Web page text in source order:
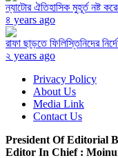
ন্যাটোর ঐতিহাসিক মুহূর্ত নষ্ট
৪ years ago
রাফা ছাড়তে ফিলিস্তিনিদের
২ years ago
Privacy Policy
About Us
Media Link
Contact Us
President Of Editorial
Editor In Chief :